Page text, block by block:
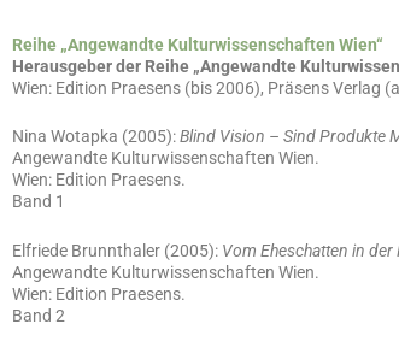
Reihe „Angewandte Kulturwissenschaften Wien“
Herausgeber der Reihe „Angewandte
Wien: Edition Praesens (bis 2006), Präsens Verlag
Nina Wotapka (2005):Blind Vision – Sind Produkte
Angewandte Kulturwissenschaften Wien.
Wien: Edition Praesens.
Band 1
Elfriede Brunnthaler (2005): Vom Eheschatten in
Angewandte Kulturwissenschaften Wien.
Wien: Edition Praesens.
Band 2